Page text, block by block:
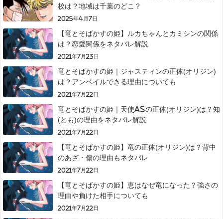
校は？地域は千葉のどこ？
2025年4月7日
【竜とそばかすの姫】ルカちゃんとカミシンの関係
は？恋愛関係をネタバレ解説
2021年7月23日
竜とそばかすの姫｜ジャスティンの正体(オリジン)
は？アンベイルできる理由についても
2021年7月22日
竜とそばかすの姫｜天使Asの正体(オリジン)は？知
(とも)の理由をネタバレ解説
2021年7月22日
【竜とそばかすの姫】竜の正体(オリジン)は？背中
のあざ・傷の理由もネタバレ
2021年7月22日
【竜とそばかすの姫】恵はなぜ竜になった？強さの
理由や負けた相手についても
2021年7月22日